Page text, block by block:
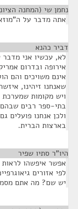
נחמן שי (המחנה
אתה מדבר על
דביר כהנא
לא, עכשיו אני
אירופה ובדרום
שאנחנו זיהינו,
ויש מקומות שמערכת
בתי-ספר רבים שבהם
ולכן אנחנו פועלים
בארצות הברית.
היו"ר סתיו שפיר
אפשר איפשהו
לפי אזורים
יש שם? מה אתם